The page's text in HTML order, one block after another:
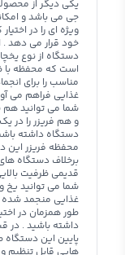
یکی دیگر از
جی می باشد و
ویژه ای را در اختیار
خود قرار می دهد .
دستگاه از نوع
است که محفظه با
مناسب را برای
غذایی فراهم می
شما می توانید هم
و هم فریزر را در یک
دستگاه داشته
محفظه فریزر این
برخلاف دستگاه
قدیمی ظرفیت
شما می توانید یخ
غذایی منجمد شده
طور همزمان در
داشته باشید . در
پایین این دستگاه